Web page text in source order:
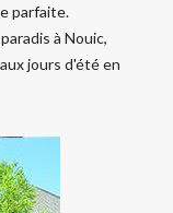
parfaite.
à Nouic,
jours d'été en